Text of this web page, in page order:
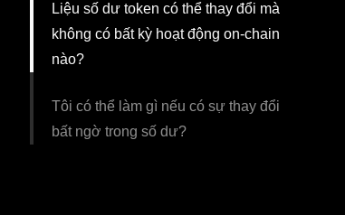
Liệu số dư token có thể thay đổi mà
không có bất kỳ hoạt động on-chain
nào?
Tôi có thể làm gì nếu có sự thay đổi
bất ngờ trong số dư?